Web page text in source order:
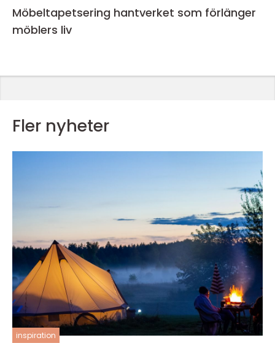
Möbeltapetsering hantverket som förlänger
möblers liv
Fler nyheter
inspiration